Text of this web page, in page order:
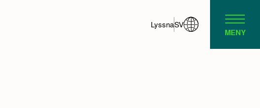
LyssnaSV
MENY